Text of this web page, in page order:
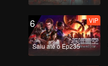
6
Saiu até o Ep235
VIP